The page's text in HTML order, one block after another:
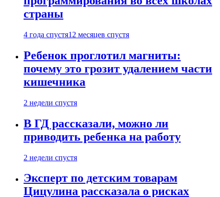
страны
4 года спустя12 месяцев спустя
Ребенок проглотил магниты:
почему это грозит удалением части
кишечника
2 недели спустя
В ГД рассказали, можно ли
приводить ребенка на работу
2 недели спустя
Эксперт по детским товарам
Цицулина рассказала о рисках